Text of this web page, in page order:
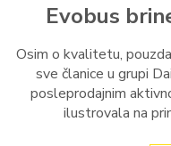
Evobus
Osim o kvalitetu,
sve članice u grupi
posleprodajnim
ilustrovala na